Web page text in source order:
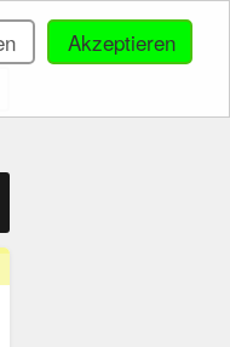
Akzeptieren